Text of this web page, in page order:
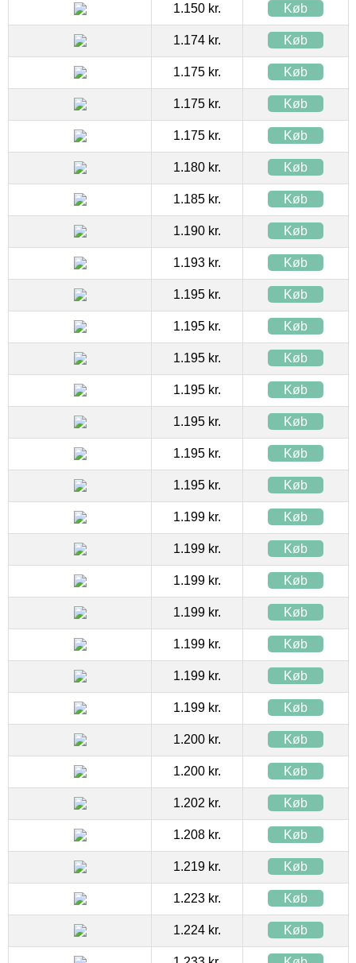
1.150 kr. Køb
1.174 kr. Køb
1.175 kr. Køb
1.175 kr. Køb
1.175 kr. Køb
1.180 kr. Køb
1.185 kr. Køb
1.190 kr. Køb
1.193 kr. Køb
1.195 kr. Køb
1.195 kr. Køb
1.195 kr. Køb
1.195 kr. Køb
1.195 kr. Køb
1.195 kr. Køb
1.195 kr. Køb
1.199 kr. Køb
1.199 kr. Køb
1.199 kr. Køb
1.199 kr. Køb
1.199 kr. Køb
1.199 kr. Køb
1.199 kr. Køb
1.200 kr. Køb
1.200 kr. Køb
1.202 kr. Køb
1.208 kr. Køb
1.219 kr. Køb
1.223 kr. Køb
1.224 kr. Køb